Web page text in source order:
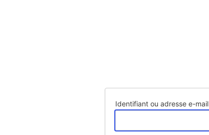
Identifiant ou adresse e-mail